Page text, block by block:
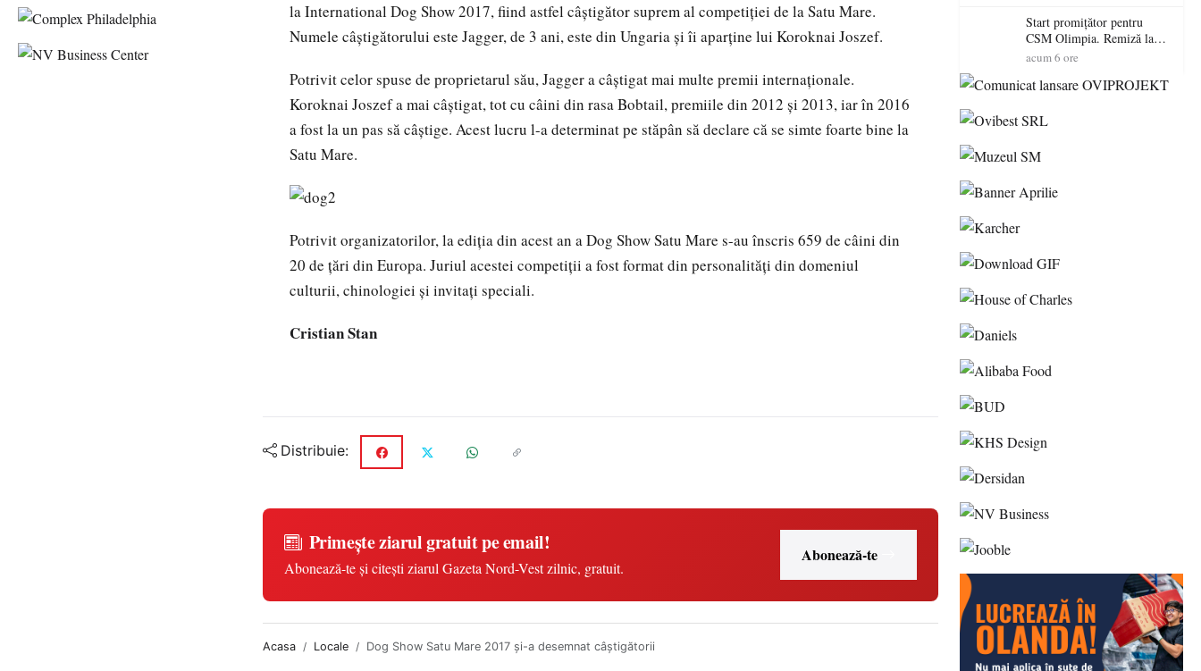
la International Dog Show 2017, fiind astfel câștigător suprem al competiției de la Satu Mare.
Numele câștigătorului este Jagger, de 3 ani, este din Ungaria și îi aparține lui Koroknai Joszef.
Potrivit celor spuse de proprietarul său, Jagger a câștigat mai multe premii internaționale.
Koroknai Joszef a mai câștigat, tot cu câini din rasa Bobtail, premiile din 2012 și 2013, iar în 2016
a fost la un pas să câștige. Acest lucru l-a determinat pe stăpân să declare că se simte foarte bine la
Satu Mare.
Potrivit organizatorilor, la ediția din acest an a Dog Show Satu Mare s-au înscris 659 de câini din
20 de ţări din Europa. Juriul acestei competiţii a fost format din personalităţi din domeniul
culturii, chinologiei şi invitaţi speciali.
Cristian Stan
Distribuie:
Primește ziarul gratuit pe email!
Abonează-te și citești ziarul Gazeta Nord-Vest zilnic, gratuit.
Abonează-te
Acasa Locale Dog Show Satu Mare 2017 și-a desemnat câștigătorii
Start promițător pentru
CSM Olimpia. Remiză la
Dumbrăvița în debutul
acum 6 ore